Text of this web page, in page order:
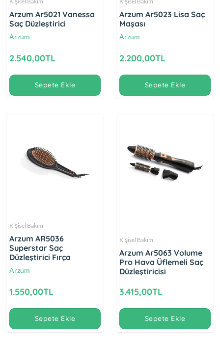
Arzum Ar5021 Vanessa
Saç Düzleştirici
Arzum
2.540,00TL
Sepete Ekle
Arzum Ar5023 Lisa Saç
Maşası
Arzum
2.200,00TL
Sepete Ekle
Kişisel Bakım
Arzum AR5036
Superstar Saç
Düzleştirici Fırça
Arzum
1.550,00TL
Sepete Ekle
Kişisel Bakım
Arzum Ar5063 Volume
Pro Hava Üflemeli Saç
Düzleştiricisi
3.415,00TL
Sepete Ekle